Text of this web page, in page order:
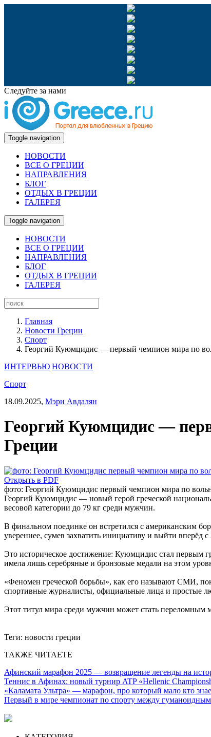
Следуйте за нами
Toggle navigation
НОВОСТИ
ВСЕ О ГРЕЦИИ
НАПРАВЛЕНИЯ
БЛОГ
ОТДЫХ В ГРЕЦИИ
ГАЛЕРЕЯ
Toggle navigation
НОВОСТИ
ВСЕ О ГРЕЦИИ
НАПРАВЛЕНИЯ
БЛОГ
ОТДЫХ В ГРЕЦИИ
ГАЛЕРЕЯ
Главная
Новости Греции
Спорт
Георгий Куюмцидис — первый чемпион мира по
ИНТЕРВЬЮ НОВОСТИ
Спорт
18.09.2025, Мэри Авдалян
Георгий Куюмцидис —
Греции
Открыть в PDF
фото: Георгий Куюмцидис первый чемпион мира по
Георгий Куюмцидис — новый герой греческой
весовой категории до 79 кг среди мужчин.
В финальном поединке он встретился с американским
увереннее, сумев захватить инициативу и выйти вперёд
Это историческое достижение: Куюмцидис стал первым
имела лишь серебряные и бронзовые медали на этом
«Феномен греческой борьбы», как его называют СМИ,
спортивные журналисты, официальные лица и простые
Этот титул мира среди мужчин может стать переломным
Теги: новости греции
ТАКЖЕ ЧИТАЕТЕ
Афинский марафон 2025 — возвращение легенды на
Теннис в Афинах: новый турнир ATP «Hellenic
«Каламата Ультра» — марафон, про который мало кто
Первый в мире чемпионат по спорту между